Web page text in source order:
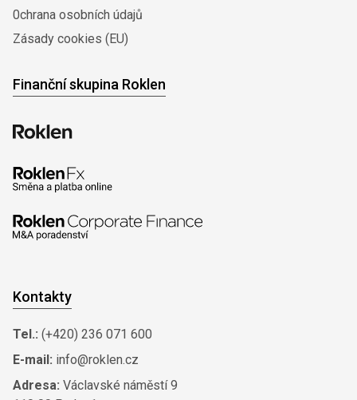
0chrana osobních údajů
Zásady cookies (EU)
Finanční skupina Roklen
Kontakty
Tel.: (+420) 236 071 600
E-mail: info@roklen.cz
Adresa: Václavské náměstí 9